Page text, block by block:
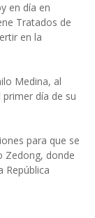
en día en
Tratados de
en la
Medina, al
día de su
para que se
Zedong, donde
República